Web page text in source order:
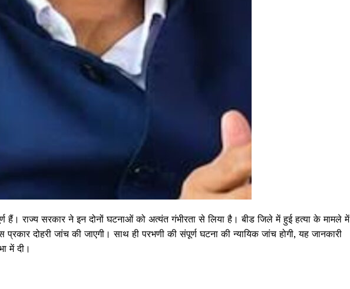
हैं। राज्य सरकार ने इन दोनों घटनाओं को अत्यंत गंभीरता से लिया है। बीड जिले में हुई हत्या के मामले में
दोहरी जांच की जाएगी। साथ ही परभणी की संपूर्ण घटना की न्यायिक जांच होगी, यह जानकारी
में दी।